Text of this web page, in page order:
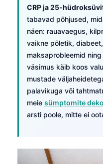
CRP ja 25-
tabavad põhjused,
näen: rauavaegus,
vaikne põletik,
maksaprobleemid
väsimus käib koos
mustade
palavikuga või
meie sümptomite
arsti poole, mitte ei